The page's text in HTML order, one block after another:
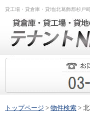
貸工場・貸倉庫・貸地|北葛飾郡杉戸
トップページ > 物件検索 >